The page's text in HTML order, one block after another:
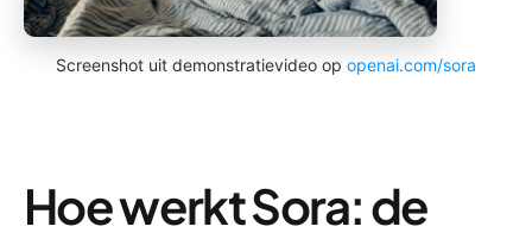
Screenshot uit demonstratievideo op openai.com/sora
Hoe werkt Sora: de